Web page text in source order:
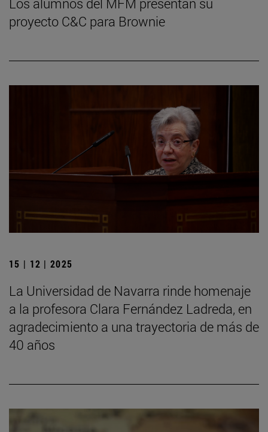
proyecto C&C para Brownie
15 | 12 | 2025
La Universidad de Navarra rinde homenaje
a la profesora Clara Fernández Ladreda, en
agradecimiento a una trayectoria de más de
40 años